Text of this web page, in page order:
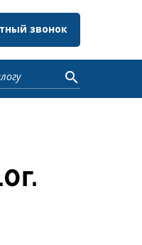
звонок
search